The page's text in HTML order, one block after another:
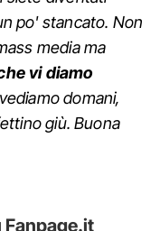
po' stancato. Non
media ma
vi diamo
domani,
giù. Buona
Fanpage.it